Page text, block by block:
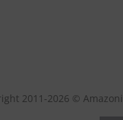
2011-2026 ©